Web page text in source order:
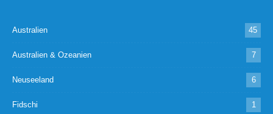
Australien 45
Australien & Ozeanien 7
Neuseeland 6
Fidschi 1